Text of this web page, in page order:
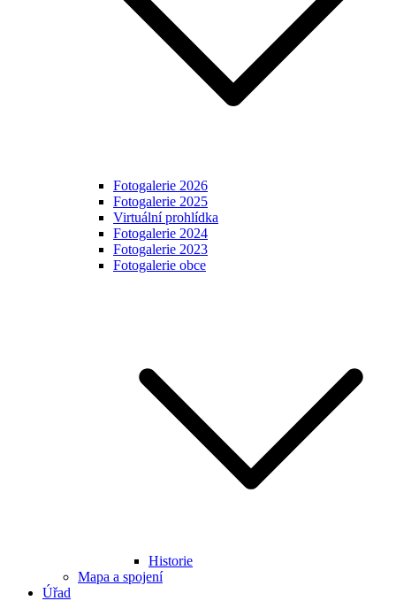
Fotogalerie 2026
Fotogalerie 2025
Virtuální prohlídka
Fotogalerie 2024
Fotogalerie 2023
Fotogalerie obce
Historie
Mapa a spojení
Úřad